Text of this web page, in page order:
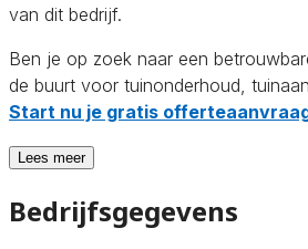
van dit bedrijf.
Ben je op zoek naar een
de buurt voor tuinonderhoud,
Start nu je gratis
Lees meer
Bedrijfsgegevens